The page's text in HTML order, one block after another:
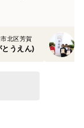
北区芳賀
うえん)